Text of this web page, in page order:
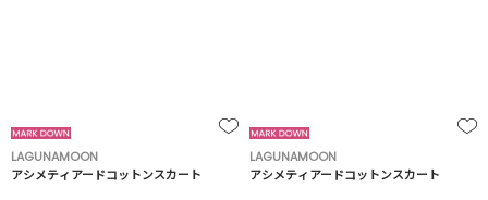
LAGUNAMOON
アシメティアードコットンスカート
LAGUNAMOON
アシメティアードコットンスカート